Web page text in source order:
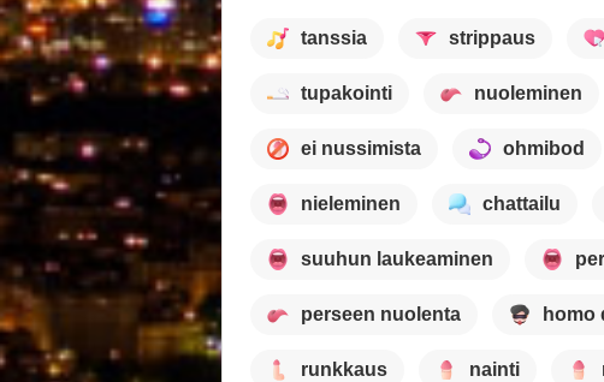
tanssia strippaus
tupakointi nuoleminen
ei nussimista ohmibod
nieleminen chattailu
suuhun laukeaminen
perseen nuolenta homo
runkkaus nainti